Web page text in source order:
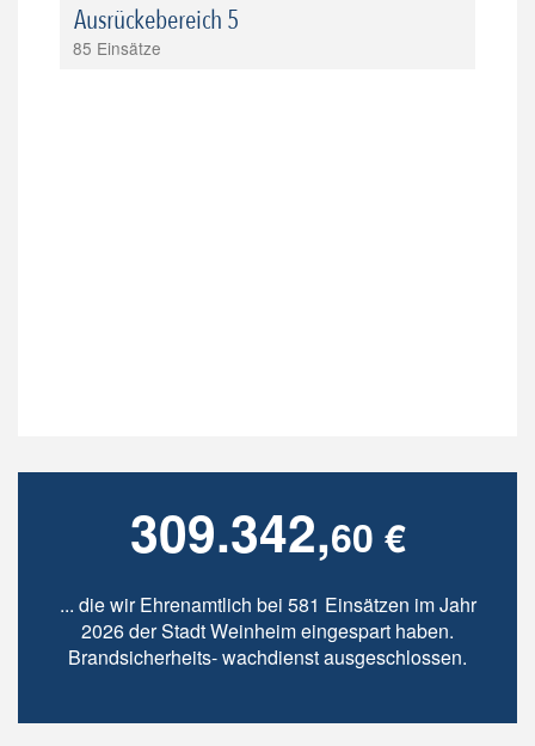
Ausrückebereich 5
85 Einsätze
309.342,60 €
... die wir Ehrenamtlich bei 581 Einsätzen im Jahr
2026 der Stadt Weinheim eingespart haben.
Brandsicherheits- wachdienst ausgeschlossen.